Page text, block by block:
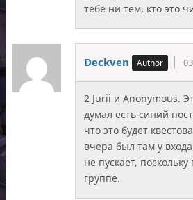
тебе ни тем, кто это
Deckven
2 Jurii и Anonymous.
думал есть синий
что это будет
вчера был там у
не пускает,
группе.